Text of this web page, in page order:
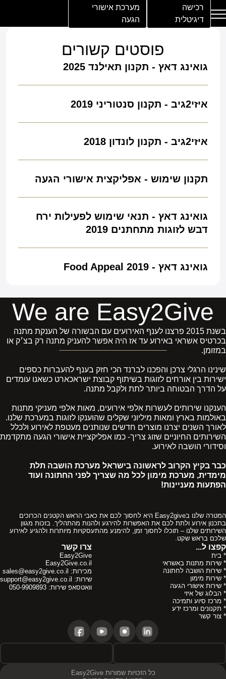
בית
השירותים שלנו
שירות הענקת מתנה באשראי
שירות אישורי הגעה
בלוג
מרכז סיוע ותמיכה
יצירת קשר
Easy2Give | מבצע
רכישה
דיגיטלית
מערכת אישורי
הגעה
גואינג דאץ – תקנון קיץ 2026
להורדת "גואינג דאץ – תקנון קיץ 2026", לחץ כאן
פוסטים קשורים
גואינג דאץ - תקנון תאילנד 2025
איזי2גיב - תקנון סנטוריני 2019
איזי2גיב - תקנון לונדון 2018
תקנון שימוש - אפליקצית אישורי הגעה
גואינג דאץ - תנאי שימוש לפעילות ירח
דבש לזוגות מתחתנים 2019
גואינג דאץ - Food Appeal 2019
We are Easy2Give
בשנת 2015 פרצנו לענף האירועים עם הבשורה של הענקת מתנה
בכרטיס אשראי באירוע עד אז היה אפשר להעניק מתנה רק בצ׳ק או
במזומן.
שינינו הרגלי צרכן והפכנו לברנד הכי חזק בענף להעברות כספים
ישירות בין אורחים לזוגות בשיתוף קבוצת ישראכארט כשאנו עומדים
על הדרך הבטוחה ביותר לתת ולקבל מתנה.
הענקנו שירותים לעשרות אלפי אירועים, מאות אלפי מעניקי מתנות
באולמות בארץ ומאות מיליוני שקלים שהוענקו לזוגות במערכת שלנו.
לאורך השנים יצרנו מוצרים חדשים שנותנים מעטפת לאירוע ולכלל
השירותים החיוניים שזוג צריך- כמו אפליקציית אישורי הגעה מתקדמת
וסידורי הושבה לאירוע.
כבר בקיץ הקרוב לראשונה בישראל מערכת הושבה תלת
מימדית, מערכת מימון לכל מה שצריך לפני החתונה ועוד
הפתעות מעניינות!
המטרה שלנו בEasy2give היא לחסוך לכם את כאבי הראש הקטנים הכרוכים
בתכנון אירוע ולתת לכם את האפשרות להירגע ולהנות מהתהליך. בזכות מגוון
השירותים שלנו – תוכלו לחסוך זמן, להימנע מהתעסקויות מיותרות ולהגיע לאירוע
שלכם בראש שקט.
קפצו ל...
* בית
* שירות מתנות באשראי
* שירות הושבה לחתונה
* שירות מימון
* שירות אישורי הגעה
* הבלוג של איזי
* מרכז סיוע ותמיכה
* תקנונים ומרכז ידע
* צור קשר
צרו קשר
Easy2Give
Easy2Give.co.il
מכירות: sales@easy2give.co.il
שירות: support@easy2give.co.il
וואטסאפ שירות: 050-9909893
כל הזכויות שמורות Easy2Give